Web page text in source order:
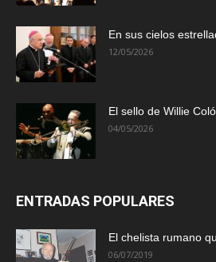
En sus cielos
12/05/2026
El sello de Willie
04/05/2026
ENTRADAS POPULARES
El chelista rumano
06/07/2019